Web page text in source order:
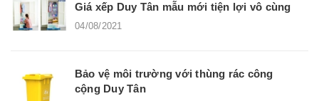
Giá xếp Duy Tân mẫu mới tiện lợi vô cùng
04/08/2021
Bảo vệ môi trường với thùng rác công
cộng Duy Tân